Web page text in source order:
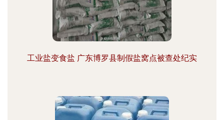
工业盐变食盐 广东博罗县制假盐窝点被查处纪实